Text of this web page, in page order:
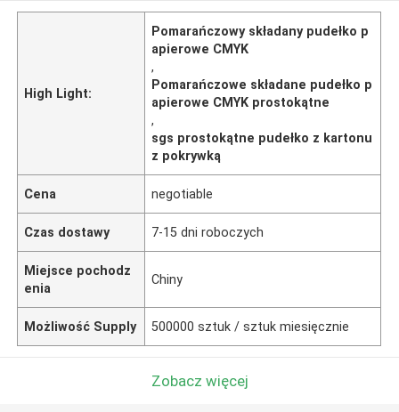
High Light:
Pomarańczowy składany pudełko p
apierowe CMYK
,
Pomarańczowe składane pudełko p
apierowe CMYK prostokątne
,
sgs prostokątne pudełko z kartonu
z pokrywką
Cena negotiable
Czas dostawy 7-15 dni roboczych
Miejsce pochodz
enia
Chiny
Możliwość Supply 500000 sztuk / sztuk miesięcznie
Zobacz więcej